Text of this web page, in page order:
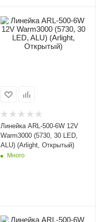
Линейка ARL-500-6W 12V
Warm3000 (5730, 30 LED,
ALU) (Arlight, Открытый)
Много